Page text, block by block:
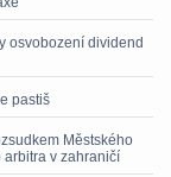
osvobození dividend
pastiš
Městského
v zahraničí